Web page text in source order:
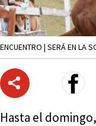
ENCUENTRO | SERÁ EN LA
Hasta el